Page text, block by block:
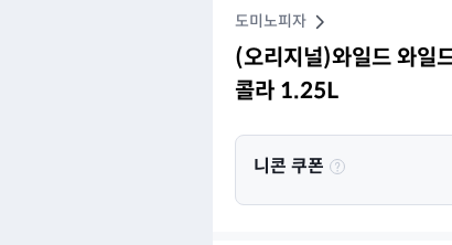
도미노피자
(오리지널)와일드 와일
콜라 1.25L
니콘 쿠폰